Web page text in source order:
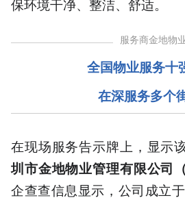
保环境干净、整洁、舒适。
服务商金地物
全国物业服务十
在深服务多个
在现场服务告示牌上，显示
圳市金地物业管理有限公司
企查查信息显示，公司成立